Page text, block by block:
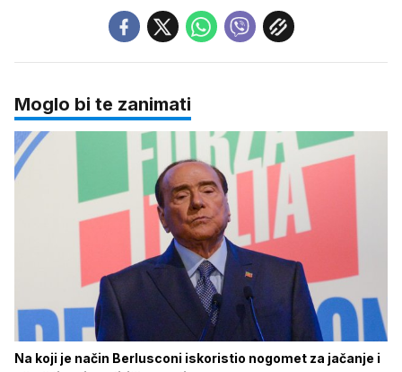
Moglo bi te zanimati
Na koji je način Berlusconi iskoristio nogomet za jačanje i